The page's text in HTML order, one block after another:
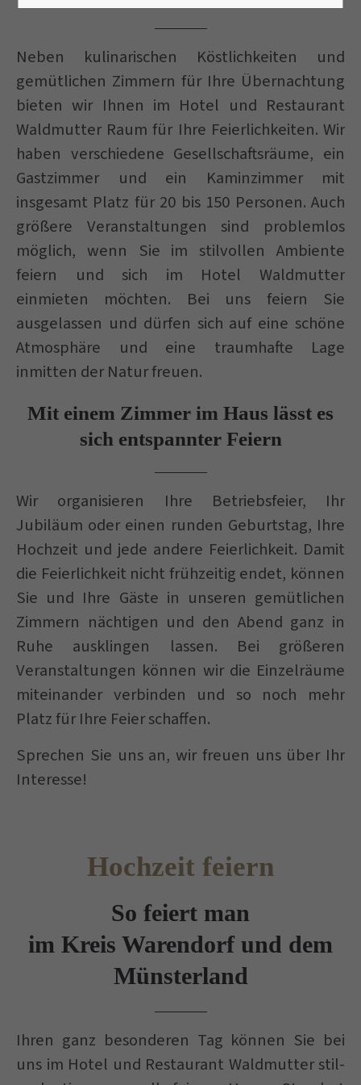
Neben kulinarischen Köstlichkeiten und
gemütlichen Zimmern für Ihre Übernachtung
bieten wir Ihnen im Hotel und Restaurant
Waldmutter Raum für Ihre Feierlichkeiten. Wir
haben verschiedene Gesellschaftsräume, ein
Gastzimmer und ein Kaminzimmer mit
insgesamt Platz für 20 bis 150 Personen. Auch
größere Veranstaltungen sind problemlos
möglich, wenn Sie im stilvollen Ambiente
feiern und sich im Hotel Waldmutter
einmieten möchten. Bei uns feiern Sie
ausgelassen und dürfen sich auf eine schöne
Atmosphäre und eine traumhafte Lage
inmitten der Natur freuen.
Mit einem Zimmer im Haus lässt es
sich entspannter Feiern
Wir organisieren Ihre Betriebsfeier, Ihr
Jubiläum oder einen runden Geburtstag, Ihre
Hochzeit und jede andere Feierlichkeit. Damit
die Feierlichkeit nicht frühzeitig endet, können
Sie und Ihre Gäste in unseren gemütlichen
Zimmern nächtigen und den Abend ganz in
Ruhe ausklingen lassen. Bei größeren
Veranstaltungen können wir die Einzelräume
miteinander verbinden und so noch mehr
Platz für Ihre Feier schaffen.
Sprechen Sie uns an, wir freuen uns über Ihr
Interesse!
Hochzeit feiern
So feiert man
im Kreis Warendorf und dem
Münsterland
Ihren ganz besonderen Tag können Sie bei
uns im Hotel und Restaurant Waldmutter stil-